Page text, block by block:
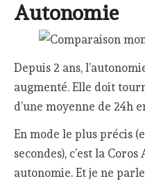
Autonomie
Depuis 2 ans,
augmenté. Elle doit
d’une moyenne de 24h
En mode le plus précis
secondes), c’est la
autonomie. Et je ne